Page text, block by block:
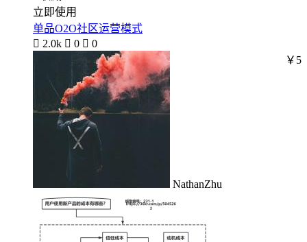
立即使用
单品O2O社区运营模式
 2.0k  0  0
NathanZhu
￥5